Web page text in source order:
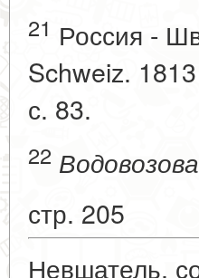
21 Россия -
Schweiz.
с. 83.
22
стр. 205
Невшатель,